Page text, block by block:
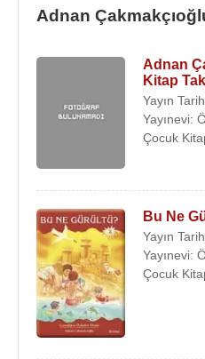
“Adnan Çakmakçıoğlu”
Cumhuriyet Halk
tarihleri arasında
Mustafa
36,5 saat devam
tamamlanan tarihi
düzenlenmiş özetini kitap
Adnan Çakmakçıoğlu,
İstanbul'da 76 yaşında
Çiçek Bahçesi Dizisi el
bilen birinci sınıf
Adnan
Adnan
Kitap
Yayın
Yayınevi:
Çocuk
Bu Ne
Yayın
Yayınevi:
Çocuk